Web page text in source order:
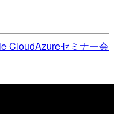
CloudAzureセミナー会